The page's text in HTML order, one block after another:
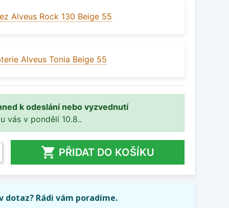
Alveus Rock 130 Beige 55
Alveus Tonia Beige 55
k odeslání nebo vyzvednutí
vás v pondělí 10.8..
 PŘIDAT DO KOŠÍKU
dotaz? Rádi vám poradíme.